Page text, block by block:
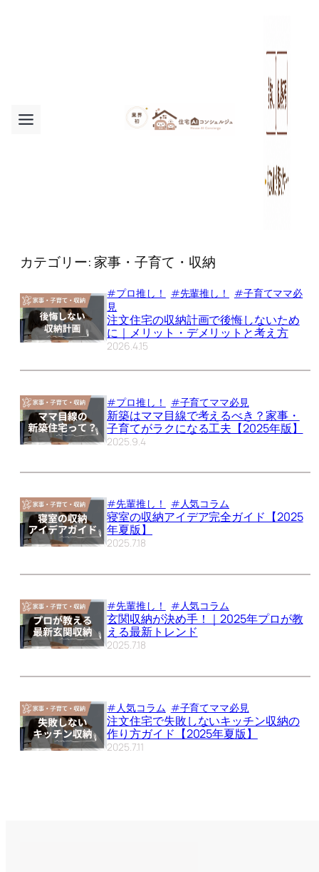
カテゴリー:家事・子育て・収納
#プロ推し！ #先輩推し！
#子育てママ必
見
注文住宅の収納計画で後悔しないため
に｜メリット・デメリットと考え方
2026.4.15
#プロ推し！ #子育てママ必見
新築はママ目線で考えるべき？家事・
子育てがラクになる工夫【2025年版】
2025.9.4
#先輩推し！ #人気コラム
寝室の収納アイデア完全ガイド【2025
年夏版】
2025.7.18
#先輩推し！ #人気コラム
玄関収納が決め手！｜2025年プロが教
える最新トレンド
2025.7.18
#人気コラム #子育てママ必見
注文住宅で失敗しないキッチン収納の
作り方ガイド【2025年夏版】
2025.7.11